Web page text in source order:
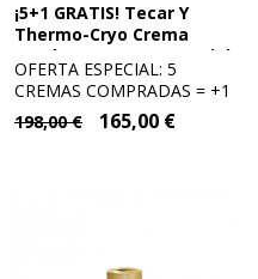
¡5+1 GRATIS! Tecar Y
Thermo-Cryo Crema
Conductora (HF Essential
Cream) 1000 mL -
Winback
OFERTA ESPECIAL: 5
CREMAS COMPRADAS = +1
GRATIS (hasta fin de...
198,00 € 165,00 €